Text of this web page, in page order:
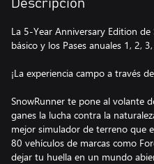
Descripción
La 5-Year Anniversary Edition
básico y los Pases anuales 1, 2,
¡La experiencia campo a través
SnowRunner te pone al volante
ganes la lucha contra la
mejor simulador de terreno que
80 vehículos de marcas como
dejar tu huella en un mundo